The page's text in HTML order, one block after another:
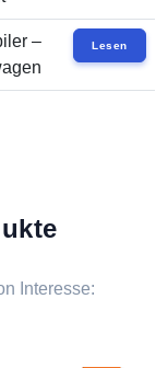
–
Lesen
Interesse: